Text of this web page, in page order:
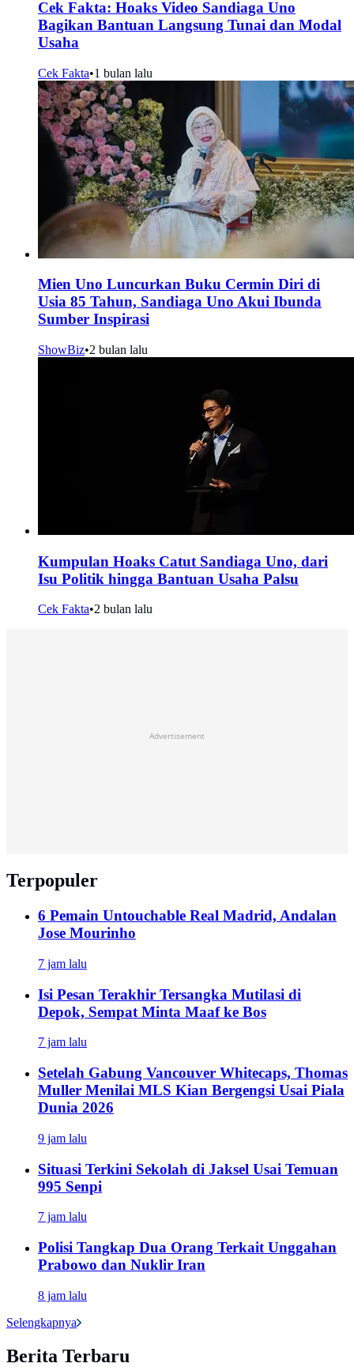
Cek Fakta: Hoaks Video Sandiaga Uno
Bagikan Bantuan Langsung Tunai dan Modal
Usaha
Cek Fakta•1 bulan lalu
Mien Uno Luncurkan Buku Cermin Diri di
Usia 85 Tahun, Sandiaga Uno Akui Ibunda
Sumber Inspirasi
ShowBiz•2 bulan lalu
Kumpulan Hoaks Catut Sandiaga Uno, dari
Isu Politik hingga Bantuan Usaha Palsu
Cek Fakta•2 bulan lalu
Advertisement
Terpopuler
6 Pemain Untouchable Real Madrid, Andalan
Jose Mourinho
7 jam lalu
Isi Pesan Terakhir Tersangka Mutilasi di
Depok, Sempat Minta Maaf ke Bos
7 jam lalu
Setelah Gabung Vancouver Whitecaps, Thomas
Muller Menilai MLS Kian Bergengsi Usai Piala
Dunia 2026
9 jam lalu
Situasi Terkini Sekolah di Jaksel Usai Temuan
995 Senpi
7 jam lalu
Polisi Tangkap Dua Orang Terkait Unggahan
Prabowo dan Nuklir Iran
8 jam lalu
Selengkapnya
Berita Terbaru